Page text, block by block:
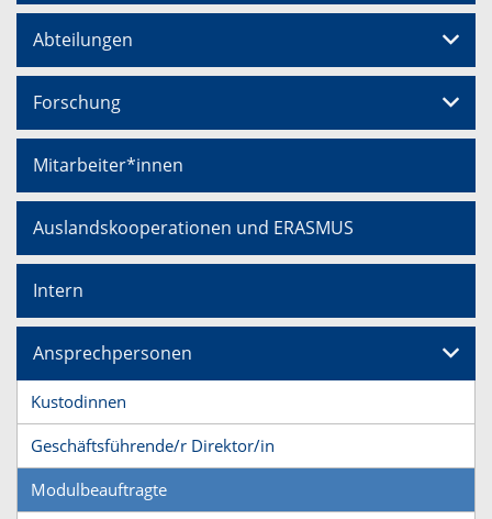
Abteilungen
Forschung
Mitarbeiter*innen
Auslandskooperationen und ERASMUS
Intern
Ansprechpersonen
Kustodinnen
Geschäftsführende/r Direktor/in
Modulbeauftragte